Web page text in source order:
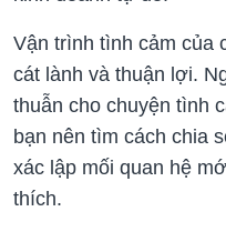
Vận trình tình cảm của
cát lành và thuận lợi.
thuẫn cho chuyện tình
bạn nên tìm cách chia
xác lập mối quan hệ
thích.